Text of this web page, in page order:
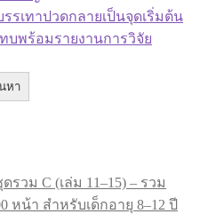
รเทาปวดกลายเป็นจุดเริ่มต้น
บพร้อมรายงานการวิจัย
หา
วม C (เล่ม 11–15) – รวม
หน้า สำหรับเด็กอายุ 8–12 ปี